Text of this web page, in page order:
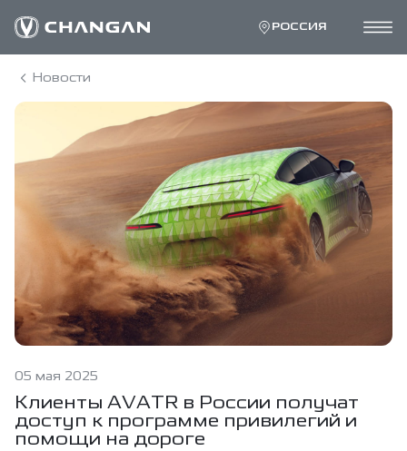
РОССИЯ
Новости
05 мая 2025
Клиенты AVATR в России получат
доступ к программе привилегий и
помощи на дороге